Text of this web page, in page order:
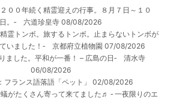
００年続く精霊迎えの行事。８月７日～１０
日。‐ 六道珍皇寺 08/08/2026
霊トンボ。旅するトンボ。止まらないトンボが
いました！‐ 京都府立植物園 07/08/2026
ました。平和が一番！ – 広島の日‐ 清水寺
06/08/2026
フランス語落語「ペット」
02/08/2026
がたくさん寄って来てました♬ ‐ 一夜限りのエ